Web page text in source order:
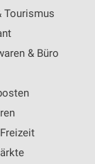
Tourismus
& Büro